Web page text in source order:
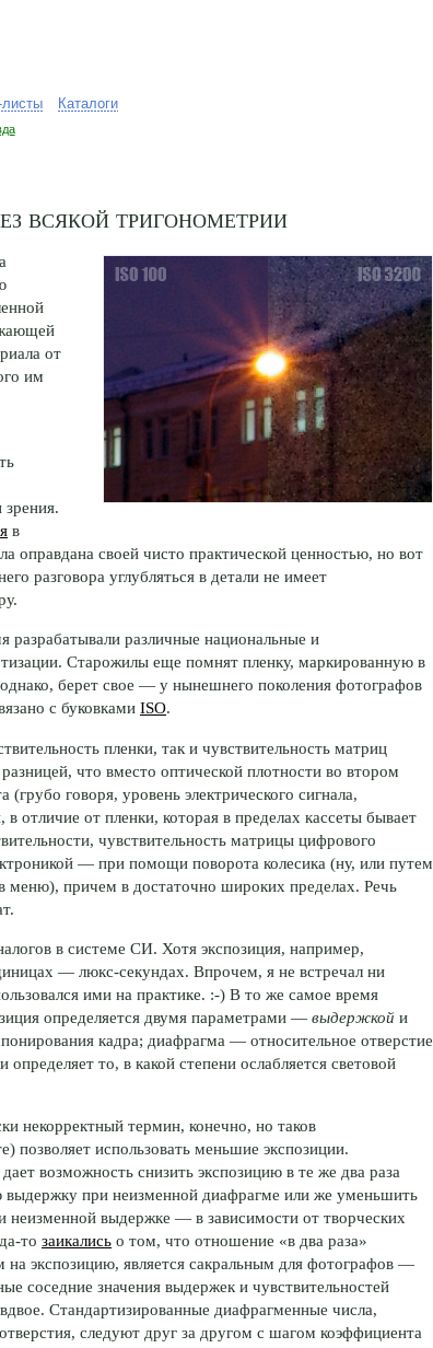
Каталоги
всякой тригонометрии
от
им
зрения.
в
своей чисто практической ценностью, но вот
разговора углубляться в детали не имеет
разрабатывали различные национальные и
Старожилы еще помнят пленку, маркированную в
берет свое — у нынешнего поколения фотографов
с буковками ISO.
пленки, так и чувствительность матриц
что вместо оптической плотности во втором
говоря, уровень электрического сигнала,
отличие от пленки, которая в пределах кассеты бывает
чувствительность матрицы цифрового
— при помощи поворота колесика (ну, или путем
меню), причем в достаточно широких пределах. Речь
в системе СИ. Хотя экспозиция, например,
— люкс-секундах. Впрочем, я не встречал ни
ими на практике. :-) В то же самое время
определяется двумя параметрами — выдержкой и
кадра; диафрагма — относительное отверстие
то, в какой степени ослабляется световой
некорректный термин, конечно, но таков
использовать меньшие экспозиции.
возможность снизить экспозицию в те же два раза
выдержку при неизменной диафрагме или же уменьшить
неизменной выдержке — в зависимости от творческих
то заикались о том, что отношение «в два раза»
экспозицию, является сакральным для фотографов —
соседние значения выдержек и чувствительностей
Стандартизированные диафрагменные числа,
следуют друг за другом с шагом коэффициента